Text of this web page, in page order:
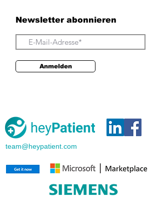
Newsletter abonnieren
Anmelden
team@heypatient.com